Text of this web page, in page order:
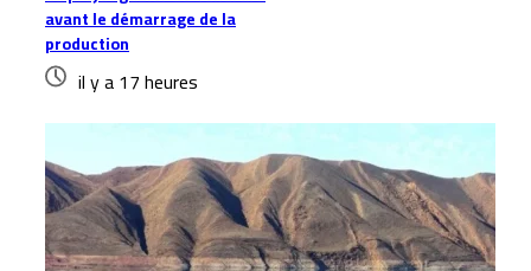
avant le démarrage de la
production
il y a 17 heures